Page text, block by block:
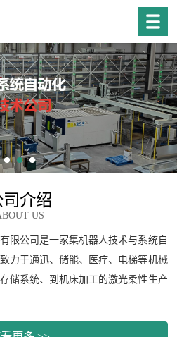
司介绍
US
限公司是一家集机器人技术与系统自
力于通迅、储能、医疗、电梯等机械
储系统、到机床加工的激光柔性生产